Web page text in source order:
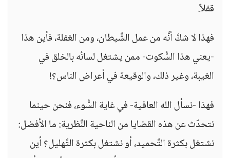
قفلاً.
فهذا لا شكَّ أنَّه من عمل الشَّيطان، ومن الغفلة، فأين هذا
-يعني هذا السُّكوت- ممن يشتغل لسانُه بالخلق في
الغيبة، وغير ذلك، والوقيعة في أعراض الناس؟!
فهذا -نسأل الله العافية- في غاية السُّوء، فنحن حينما
نتحدّث عن هذه القضايا من الناحية النَّظرية: ما الأفضل:
نشتغل بكثرة التَّحميد، أو نشتغل بكثرة التَّهليل؟ أين